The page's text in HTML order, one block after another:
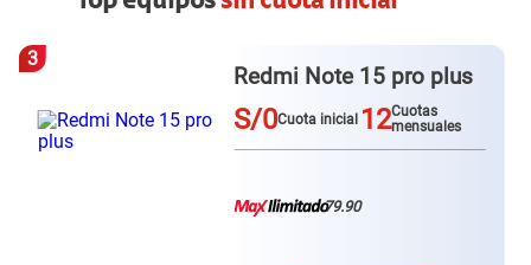
3
Redmi Note 15 pro plus
S/0Cuota inicial 12Cuotas
mensuales
79.90